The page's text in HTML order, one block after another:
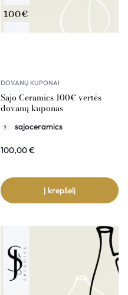
DOVANŲ KUPONAI
Sajo Ceramics 100€ vertės
dovanų kuponas
sajoceramics
100,00€
Į krepšelį